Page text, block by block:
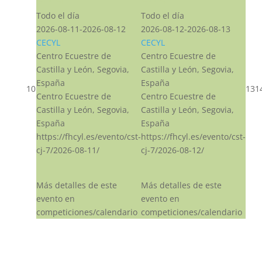
10
Todo el día
2026-08-11-2026-08-12
CECYL
Centro Ecuestre de
Castilla y León, Segovia,
España
Centro Ecuestre de
Castilla y León, Segovia,
España
https://fhcyl.es/evento/cst-
cj-7/2026-08-11/
Más detalles de este
evento en
competiciones/calendario
Todo el día
2026-08-12-2026-08-13
CECYL
Centro Ecuestre de
Castilla y León, Segovia,
España
Centro Ecuestre de
Castilla y León, Segovia,
España
https://fhcyl.es/evento/cst-
cj-7/2026-08-12/
Más detalles de este
evento en
competiciones/calendario
13